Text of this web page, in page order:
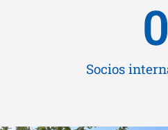
Socios
0